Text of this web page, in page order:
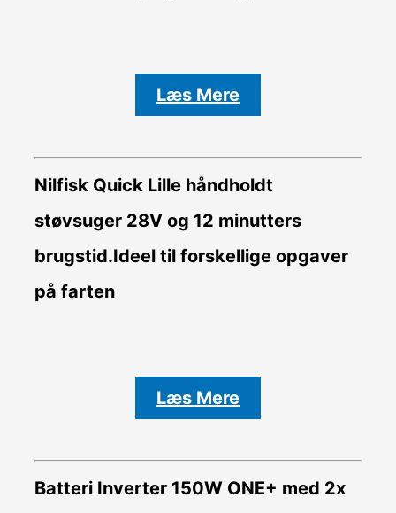
Læs Mere
Nilfisk Quick Lille håndholdt
støvsuger 28V og 12 minutters
brugstid.Ideel til forskellige opgaver
på farten
Læs Mere
Batteri Inverter150W ONE+ med 2x